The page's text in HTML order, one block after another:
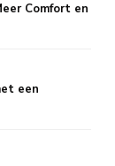
Comfort en
een